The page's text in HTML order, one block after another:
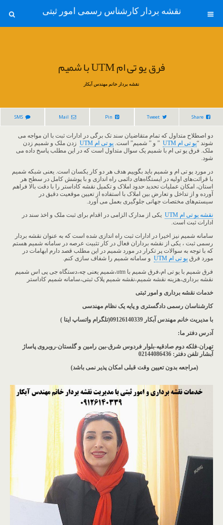
نقشه بردار کارشناس رسمی امور ثبتی
فرق یو تی ام UTM با شمیم
نقشه بردار خانم مهندس آبکار
Share
Tweet
Pin
Mail
SMS
دو اصطلاح متداول که تمام متقاضیان سند تک برگی در ادارات ثبت با ان مواجه می
شوند “یو تی ام UTM ” و ” شمیم” است. یو تی ام UTM
زدن ملک و شمیم زدن
ملک. فرق یو تی ام با شمیم یک سوال متداول است که در این مطلب پاسخ داده می
شود.
در مورد یو تی ام و شمیم باید بگوییم هدف هر دو کار یکسان است. یعنی شبکه شمیم
با قرائت‌های اولیه در ایستگاه‌های دائمی راه اندازی و با پوشش کامل در سطح هر
استان، امکان عملیات تحدید حدود املاک و تکمیل نقشه کاداستر را با دقت بالا فراهم
آورده و از تداخل و تعارض بین املاک با استفاده از تعیین موقعیت دقیق در
سیستم‌های مختصات جهانی جلوگیری بعمل می آورد.
نقشه یو تی ام UTM
یکی از مدارک الزامی در اقدام برای ثبت ملک و اخذ سند در
ادارات ثبت است.
سامانه شمیم نیز اخیرا در ادارات ثبت راه اندازی شده است که به عنوان نقشه بردار
رسمی ثبت ، یکی از نقشه برداران فعال در کار تثبیت عرصه در سامانه شمیم هستم
که با توجه به سوالات پر تکرار در مورد شمیم در این مطلب قصد دارم ابهامات در
مورد فرق یو تی ام UTM
و سامانه شمیم را شفاف سازی کنم.
فرق شمیم با یو تی ام،فرق شمیم با utm،شمیم یعنی چه،دستگاه جی پی اس شمیم
نقشه برداری،هزینه نقشه شمیم،نقشه شمیم پلاک ثبتی،سامانه شمیم کاداستر
خدمات نقشه برداری و امور ثبتی
کارشناسان رسمی دادگستری و پایه یک نظام مهندسی
با مدیریت خانم مهندس آبکار 09126140339(تلگرام واتساپ ایتا )
آدرس دفتر ما:
تهران-فلکه دوم صادقیه-بلوار فردوس شرق-بین رامین و گلستان-روبروی پاساژ
آبشار تلفن دفتر: 02144086436
(مراجعه بدون تعیین وقت قبلی امکان پذیر نمی باشد)